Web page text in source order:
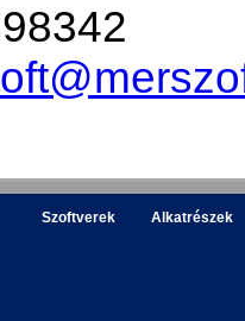
Szoftverek Alkatrészek